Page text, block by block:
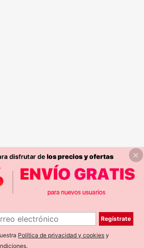
Regístrate
Política de privacidad y cookies y
.